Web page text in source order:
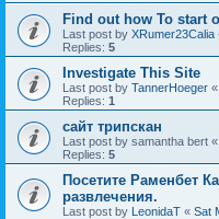
Find out how To start
Last post by XRumer23Calia
Replies: 5
Investigate This Site
Last post by TannerHoeger «
Replies: 1
сайт трипскан
Last post by samantha bert «
Replies: 5
Посетите Раменбет
развлечения.
Last post by LeonidaT « Sat